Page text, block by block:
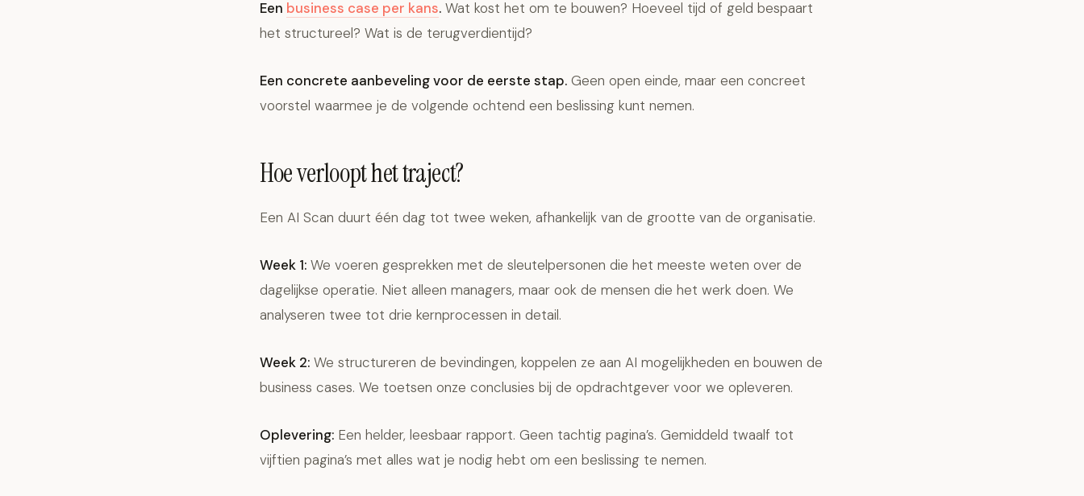
Een business case per kans. Wat kost het om te bouwen? Hoeveel tijd of geld bespaart
het structureel? Wat is de terugverdientijd?
Een concrete aanbeveling voor de eerste stap. Geen open einde, maar een concreet
voorstel waarmee je de volgende ochtend een beslissing kunt nemen.
Hoe verloopt het traject?
Een AI Scan duurt één dag tot twee weken, afhankelijk van de grootte van de organisatie.
Week 1: We voeren gesprekken met de sleutelpersonen die het meeste weten over de
dagelijkse operatie. Niet alleen managers, maar ook de mensen die het werk doen. We
analyseren twee tot drie kernprocessen in detail.
Week 2: We structureren de bevindingen, koppelen ze aan AI mogelijkheden en bouwen de
business cases. We toetsen onze conclusies bij de opdrachtgever voor we opleveren.
Oplevering: Een helder, leesbaar rapport. Geen tachtig pagina’s. Gemiddeld twaalf tot
vijftien pagina’s met alles wat je nodig hebt om een beslissing te nemen.